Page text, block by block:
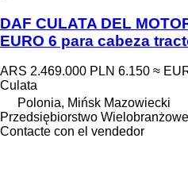
DAF CULATA DEL
EURO 6 para cabeza
ARS 2.469.000 PLN 6.150 ≈
Culata
Polonia, Mińsk Mazowiecki
Przedsiębiorstwo
Contacte con el vendedor